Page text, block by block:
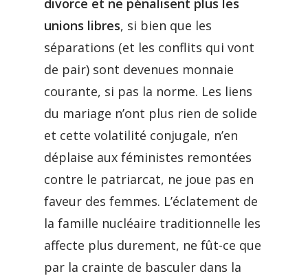
divorce et ne pénalisent plus les
unions libres, si bien que les
séparations (et les conflits qui vont
de pair) sont devenues monnaie
courante, si pas la norme. Les liens
du mariage n’ont plus rien de solide
et cette volatilité conjugale, n’en
déplaise aux féministes remontées
contre le patriarcat, ne joue pas en
faveur des femmes. L’éclatement de
la famille nucléaire traditionnelle les
affecte plus durement, ne fût-ce que
par la crainte de basculer dans la